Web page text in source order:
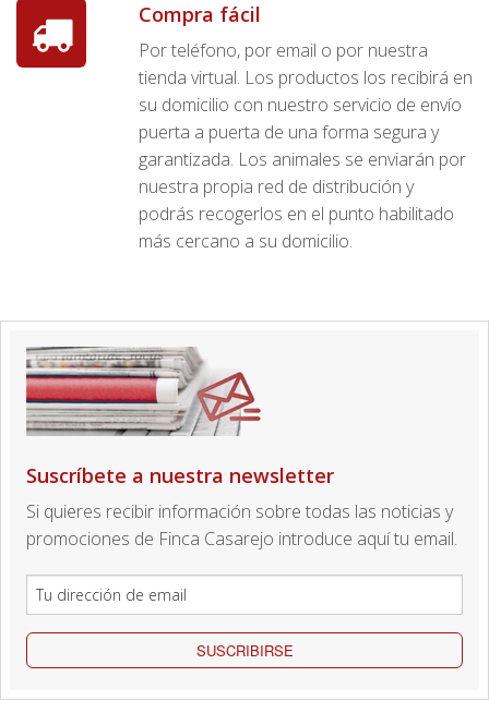
Compra fácil
Por teléfono, por email o por nuestra
tienda virtual. Los productos los recibirá en
su domicilio con nuestro servicio de envío
puerta a puerta de una forma segura y
garantizada. Los animales se enviarán por
nuestra propia red de distribución y
podrás recogerlos en el punto habilitado
más cercano a su domicilio.
Suscríbete a nuestra newsletter
Si quieres recibir información sobre todas las noticias y
promociones de Finca Casarejo introduce aquí tu email.
SUSCRIBIRSE